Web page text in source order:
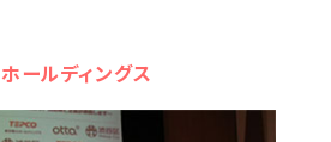
ールディングス